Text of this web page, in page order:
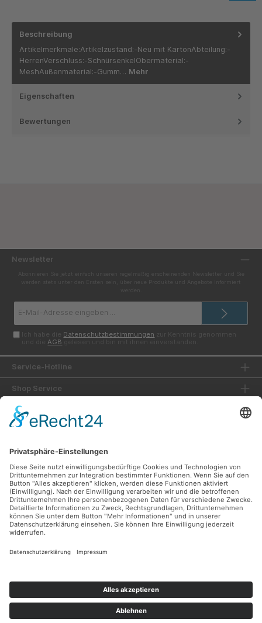
Beschreibung
Artikelmerkmale:Artikelzustand:-Neu mit KartonAbteilung:-
HerrenVerschluss:-SchnürsenkelObermaterial:-
MeshAußenmaterial:-Gumm… Mehr
Eigenschaften
Bewertungen
Newsletter
Abonnieren Sie jetzt einfach unseren regelmäßig erscheinenden Newsletter und Sie
werden stets unter den Ersten sein, über neue Produkte und Angebote informiert
werden.
Mail-
Ich habe die Datenschutzbestimmungen
zur Kenntnis genommen
und dieAGB gelesen und bin mit ihnen einverstanden.
Service-Hotline
Shop Service
Informationen
Versandarten
Unsere Communities
Zahlungsarten
Ladengeschäft
Shop Service Informationen
* Alle Preise inkl. gesetzl. Mehrwertsteuer zzgl.Versandkostenund ggf.